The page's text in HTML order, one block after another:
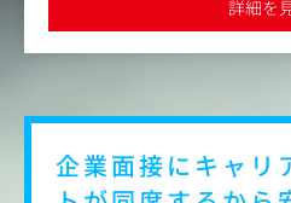
●生活者の記憶に残り、行動を
●ビッグアイデアによってキャ
●印象的なCMナレーションや
●同社には複数職種でマスメディ
ます
詳細を
企業面接にキャリ